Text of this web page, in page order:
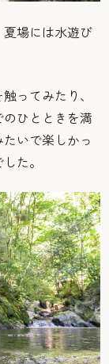
場には水遊び
ってみたり、
ひとときを満
いで楽しかっ
た。